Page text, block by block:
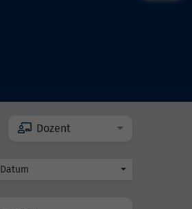
Dozent
Datum